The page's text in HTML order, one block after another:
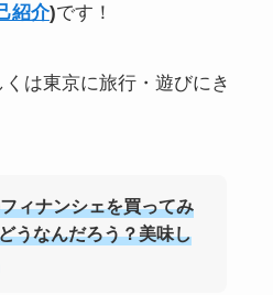
紹介)です！
は東京に旅行・遊びにき
ィナンシェを買ってみ
うなんだろう？美味し